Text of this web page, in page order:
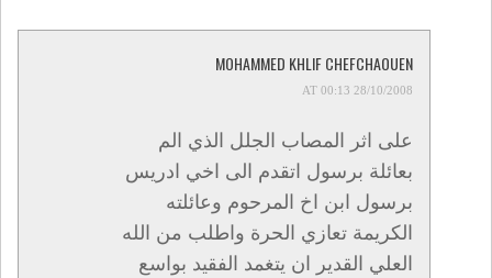
MOHAMMED KHLIF CHEFCHAOUEN
28/10/2008 AT 00:13
على اثر المصاب الجلل الذي الم
بعائلة برسول اتقدم الى اخي ادريس
برسول ابن اخ المرحوم وعائلته
الكريمة تعازي الحرة واطلب من الله
العلي القدير ان يتغمد الفقيد بواسع